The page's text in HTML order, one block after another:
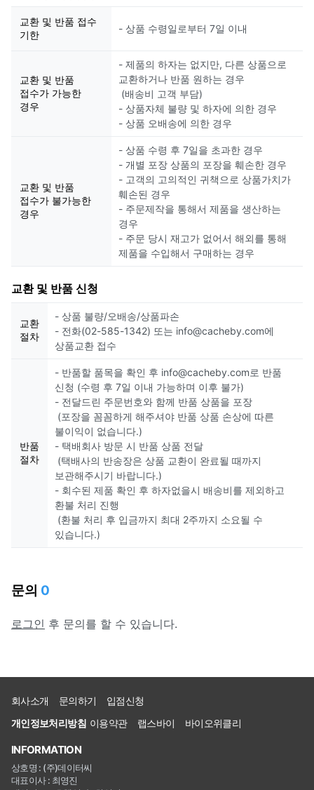
교환 및 반품 접수
기한
- 상품 수령일로부터 7일 이내
교환 및 반품
접수가 가능한
경우
- 제품의 하자는 없지만, 다른 상품으로
교환하거나 반품 원하는 경우
(배송비 고객 부담)
- 상품자체 불량 및 하자에 의한 경우
- 상품 오배송에 의한 경우
교환 및 반품
접수가 불가능한
경우
- 상품 수령 후 7일을 초과한 경우
- 개별 포장 상품의 포장을 훼손한 경우
- 고객의 고의적인 귀책으로 상품가치가
훼손된 경우
- 주문제작을 통해서 제품을 생산하는
경우
- 주문 당시 재고가 없어서 해외를 통해
제품을 수입해서 구매하는 경우
교환 및 반품 신청
교환
절차
- 상품 불량/오배송/상품파손
- 전화(02-585-1342) 또는 info@cacheby.com에
상품교환 접수
반품
절차
- 반품할 품목을 확인 후 info@cacheby.com로 반품
신청 (수령 후 7일 이내 가능하며 이후 불가)
- 전달드린 주문번호와 함께 반품 상품을 포장
(포장을 꼼꼼하게 해주셔야 반품 상품 손상에 따른
불이익이 없습니다.)
- 택배회사 방문 시 반품 상품 전달
(택배사의 반송장은 상품 교환이 완료될 때까지
보관해주시기 바랍니다.)
- 회수된 제품 확인 후 하자없을시 배송비를 제외하고
환불 처리 진행
(환불 처리 후 입금까지 최대 2주까지 소요될 수
있습니다.)
문의 0
로그인 후 문의를 할 수 있습니다.
회사소개 문의하기
입점신청
개인정보처리방침 이용약관 랩스바이 바이오위클리
INFORMATION
상호명 : (주)데이터씨
대표이사 : 최영진